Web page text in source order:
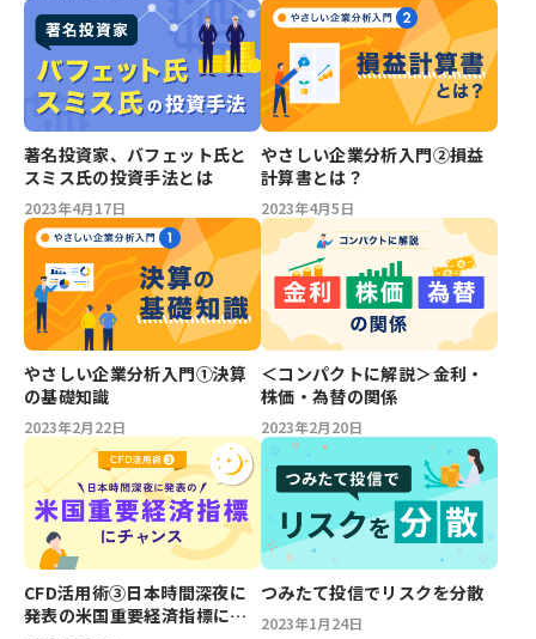
著名投資家、バフェット氏と
スミス氏の投資手法とは
2023年4月17日
やさしい企業分析入門②損益
計算書とは？
2023年4月5日
やさしい企業分析入門①決算
の基礎知識
2023年2月22日
＜コンパクトに解説＞金利・
株価・為替の関係
2023年2月20日
CFD活用術③日本時間深夜に
発表の米国重要経済指標にチ
つみたて投信でリスクを分散
2023年1月24日